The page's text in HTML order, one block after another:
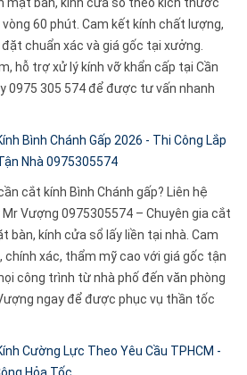
60 phút. Cam kết kính chất lượng,
chuẩn xác và giá gốc tại xưởng.
hỗ trợ xử lý kính vỡ khẩn cấp tại Cần
0975 305 574 để được tư vấn nhanh
Bình Chánh Gấp 2026 - Thi Công Lắp
Nhà 0975305574
cắt kính Bình Chánh gấp? Liên hệ
Mr Vượng 0975305574 – Chuyên gia cắt
bàn, kính cửa sổ lấy liền tại nhà. Cam
chính xác, thẩm mỹ cao với giá gốc tận
công trình từ nhà phố đến văn phòng
ngay để được phục vụ thần tốc
Cường Lực Theo Yêu Cầu TPHCM -